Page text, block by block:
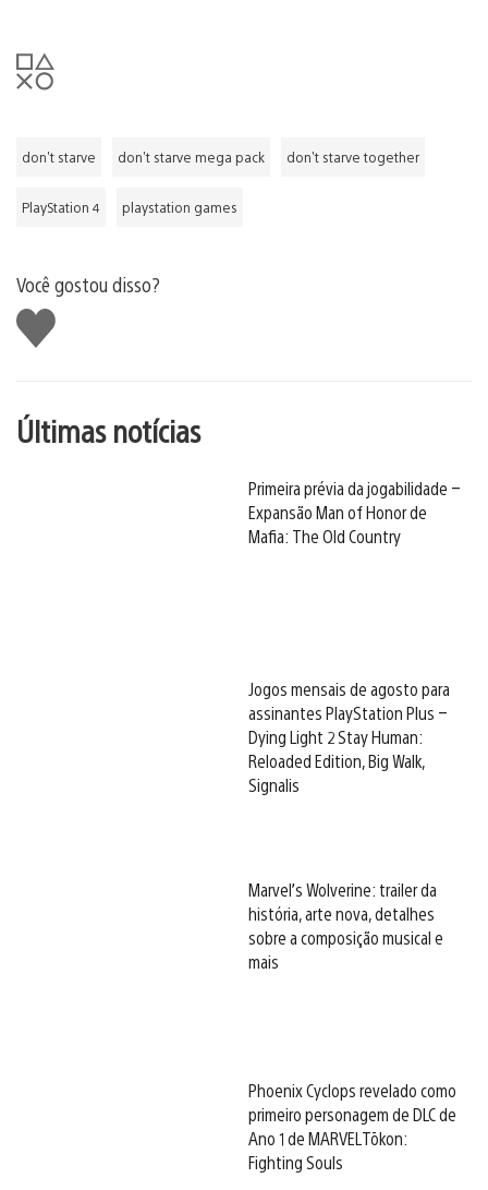
don't starve don't starve mega pack don't starve together
PlayStation 4 playstation games
Você gostou disso?
Curtir
Últimas notícias
Primeira prévia da jogabilidade –
Expansão Man of Honor de
Mafia: The Old Country
Jogos mensais de agosto para
assinantes PlayStation Plus –
Dying Light 2 Stay Human:
Reloaded Edition, Big Walk,
Signalis
Marvel’s Wolverine: trailer da
história, arte nova, detalhes
sobre a composição musical e
mais
Phoenix Cyclops revelado como
primeiro personagem de DLC de
Ano 1 de MARVEL Tōkon:
Fighting Souls